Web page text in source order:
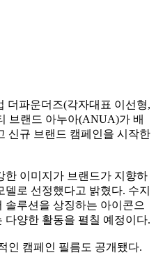
더파운더즈(각자대표 이선형,
브랜드 아누아(ANUA)가 배
신규 브랜드 캠페인을 시작한
한 이미지가 브랜드가 지향하
로 선정했다고 밝혔다. 수지
솔루션을 상징하는 아이콘으
다양한 활동을 펼칠 예정이다.
인 캠페인 필름도 공개됐다.